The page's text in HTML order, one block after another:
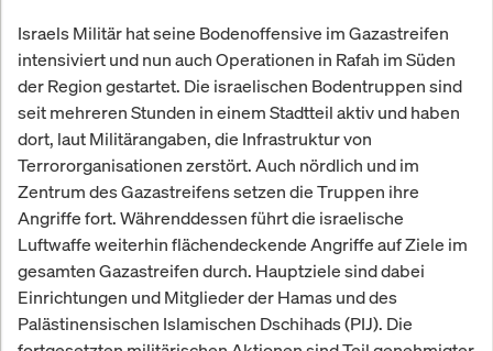
Israels Militär hat seine Bodenoffensive im Gazastreifen
intensiviert und nun auch Operationen in Rafah im Süden
der Region gestartet. Die israelischen Bodentruppen sind
seit mehreren Stunden in einem Stadtteil aktiv und haben
dort, laut Militärangaben, die Infrastruktur von
Terrororganisationen zerstört. Auch nördlich und im
Zentrum des Gazastreifens setzen die Truppen ihre
Angriffe fort. Währenddessen führt die israelische
Luftwaffe weiterhin flächendeckende Angriffe auf Ziele im
gesamten Gazastreifen durch. Hauptziele sind dabei
Einrichtungen und Mitglieder der Hamas und des
Palästinensischen Islamischen Dschihads (PIJ). Die